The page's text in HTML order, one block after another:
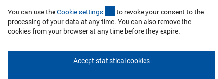
You can use theCookie settings (externer Link)
to revoke your consent to the
processing of your data at any time. You can also remove the
cookies from your browser at any time before they expire.
Accept statistical cookies